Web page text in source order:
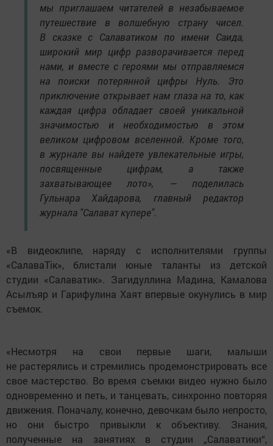
мы приглашаем читателей в незабываемое
путешествие в волшебную страну чисел.
В сказке с Салаватиком по имени Саида,
широкий мир цифр разворачивается перед
нами, и вместе с героями мы отправляемся
на поиски потерянной цифры Нуль. Это
приключение открывает нам глаза на то, как
каждая цифра обладает своей уникальной
значимостью и необходимостью в этом
великом цифровом вселенной. Кроме того,
в журнале вы найдете увлекательные игры,
посвященные цифрам, а также
захватывающее лото», — поделилась
Гульнара Хайдарова, главный редактор
журнала "Салават күпере".
«В видеоклипе, наряду с исполнителями группы
«СалаваТік», блистали юные таланты из детской
студии «Салаватик». Загидуллина Мадина, Камалова
Асылъяр и Гарифулина Хаят впервые окунулись в мир
съемок.
«Несмотря на свои первые шаги, малыши
не растерялись и стремились продемонстрировать все
свое мастерство. Во время съемки видео нужно было
одновременно и петь, и танцевать, синхронно повторяя
движения. Поначалу, конечно, девочкам было непросто,
но они быстро привыкли к объективу. Знания,
полученные на занятиях в студии „Салаватики“,